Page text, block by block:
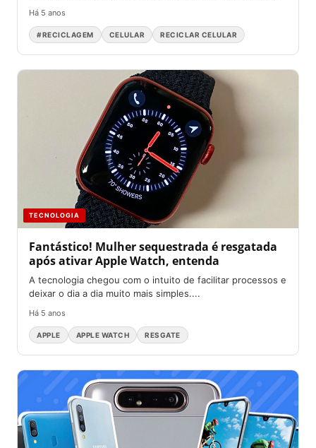
gerando um...
Há 5 anos
#RECICLAGEM CELULAR RECICLAR CELULAR
TECNOLOGIA
Fantástico! Mulher sequestrada é resgatada
após ativar Apple Watch, entenda
A tecnologia chegou com o intuito de facilitar processos e
deixar o dia a dia muito mais simples....
Há 5 anos
APPLE APPLE WATCH RESGATE